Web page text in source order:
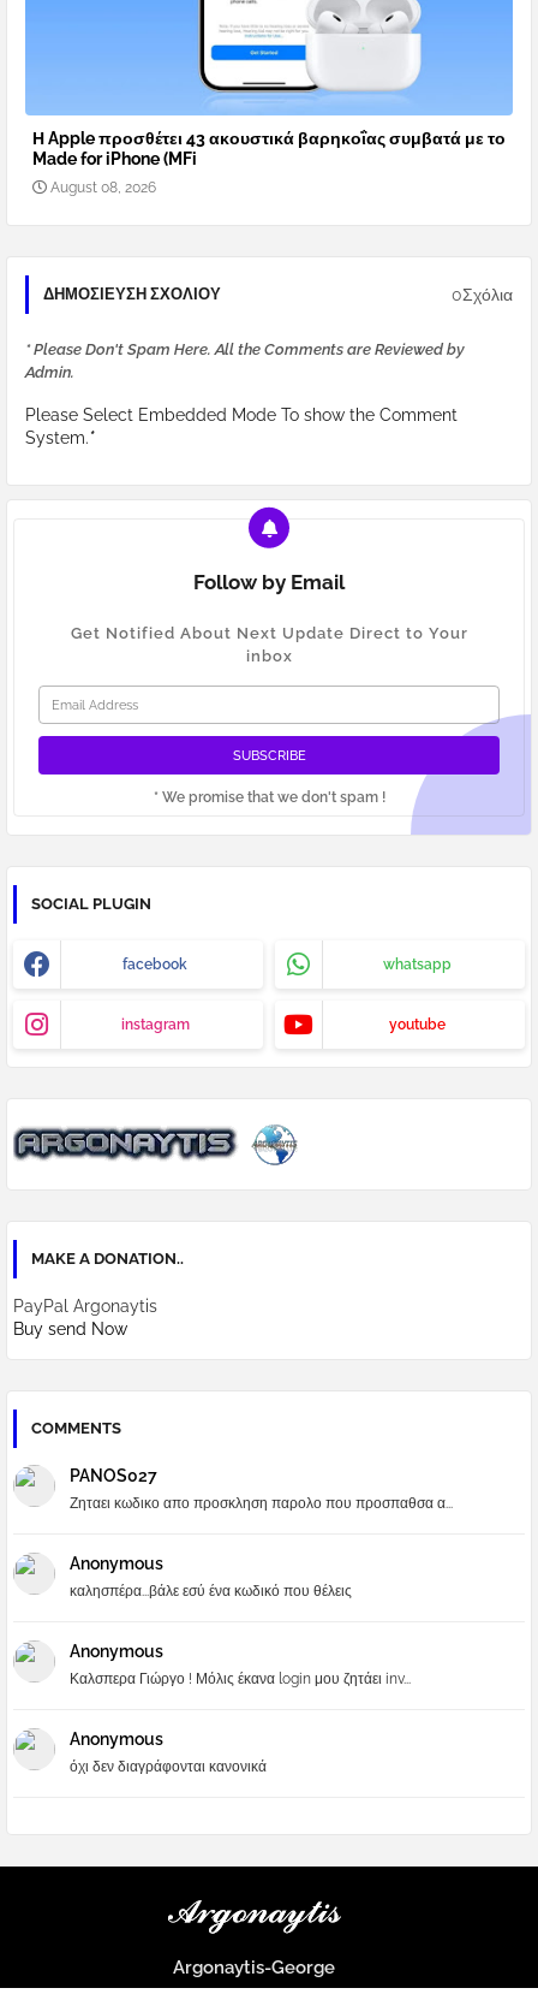
Η Apple προσθέτει 43 ακουστικά βαρηκοΐας συμβατά με το
Made for iPhone (MFi
August 08, 2026
ΔΗΜΟΣΊΕΥΣΗ ΣΧΟΛΊΟΥ 0Σχόλια
* Please Don't Spam Here. All the Comments are Reviewed by
Admin.
Please Select Embedded Mode To show the Comment
System.*
Follow by Email
Get Notified About Next Update Direct to Your
inbox
* We promise that we don't spam !
SOCIAL PLUGIN
facebook whatsapp
instagram youtube
MAKE A DONATION..
PayPal Argonaytis
Buy send Now
COMMENTS
PANOS027
Ζηταει κωδικο απο προσκληση παρολο που προσπαθσα α...
Anonymous
καλησπέρα...βάλε εσύ ένα κωδικό που θέλεις
Anonymous
Καλσπερα Γιώργο ! Μόλις έκανα login μου ζητάει inv...
Anonymous
όχι δεν διαγράφονται κανονικά
Argonaytis-George